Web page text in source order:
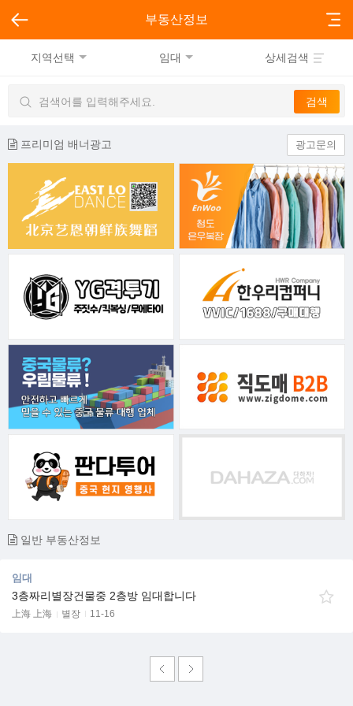
부동산정보
지역선택 임대 상세검색
프리미엄 배너광고 광고문의
일반 부동산정보
임대
3층짜리별장건물중 2층방 임대합니다
上海 上海 별장 11-16